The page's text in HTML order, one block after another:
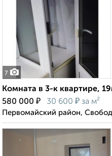
7
Комната в 3-к квартире,
580 000 ₽ 30 600 ₽ за м²
Первомайский район,